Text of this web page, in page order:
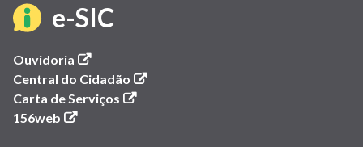
e-SIC(link
em
Ouvidoria (link
abre
em
nova
Central do Cidadão (link
abre
Carta de Serviços (link
156web (link